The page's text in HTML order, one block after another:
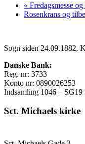
« Fredagsmesse
Rosenkrans og
Sogn siden 24.09.1882.
Danske Bank:
Reg. nr: 3733
Konto nr: 0890026253
Indsamling 1046 –
Sct. Michaels kirke